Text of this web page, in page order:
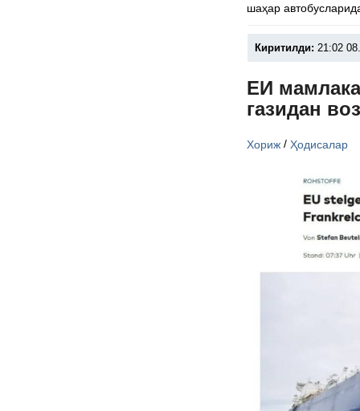
шаҳар
Киритилди: 21:02
ЕИ
газидан
Хориж /Ҳодисалар